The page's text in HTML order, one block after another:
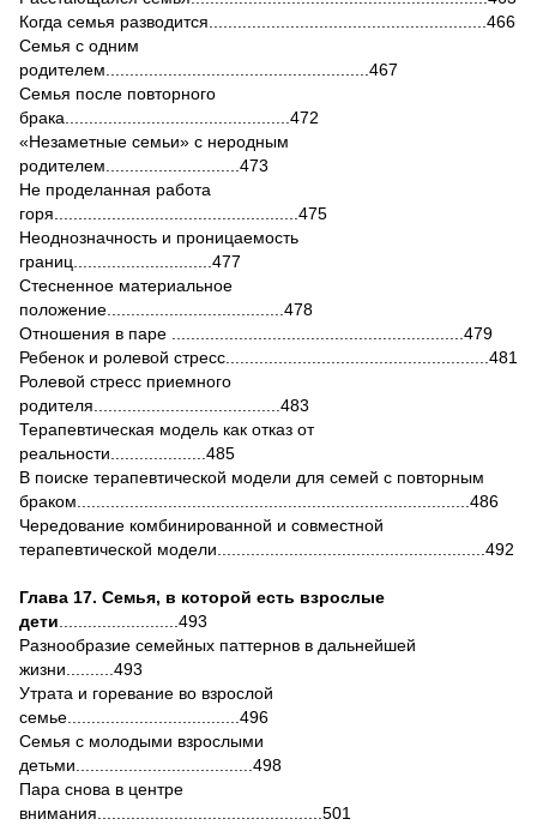
Когда семья разводится..........................................................466
Семья с одним
родителем.......................................................467
Семья после повторного
брака...............................................472
«Незаметные семьи» с неродным
родителем............................473
Не проделанная работа
горя...................................................475
Неоднозначность и проницаемость
границ.............................477
Стесненное материальное
положение.....................................478
Отношения в паре .............................................................479
Ребенок и ролевой стресс.......................................................481
Ролевой стресс приемного
родителя.......................................483
Терапевтическая модель как отказ от
реальности....................485
В поиске терапевтической модели для семей с повторным
браком..................................................................................486
Чередование комбинированной и совместной
терапевтической модели........................................................492
Глава 17. Семья, в которой есть взрослые
дети .........................493
Разнообразие семейных паттернов в дальнейшей
жизни..........493
Утрата и горевание во взрослой
семье....................................496
Семья с молодыми взрослыми
детьми.....................................498
Пара снова в центре
внимания...............................................501